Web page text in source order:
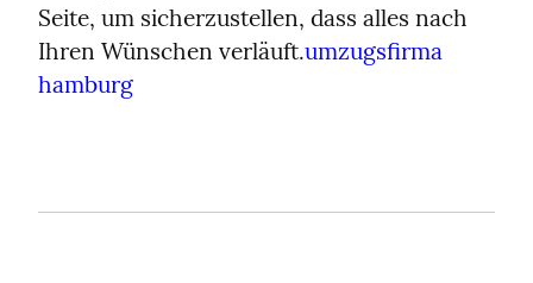
Seite, um sicherzustellen, dass alles nach
Ihren Wünschen verläuft.umzugsfirma
hamburg